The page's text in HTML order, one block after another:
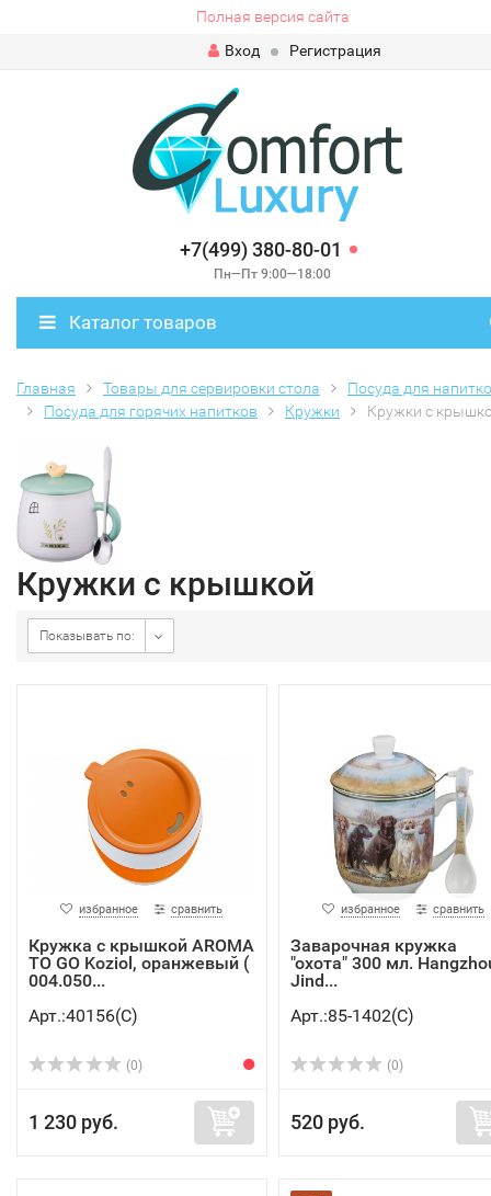
Полная версия сайта
Вход
Регистрация
+7(499) 380-80-01
Пн—Пт 9:00—18:00
Каталог товаров
Главная Товары для сервировки стола
Посуда для
Посуда для горячих напитков
Кружки Кружки с
Кружки с крышкой
Показывать по:
избранное сравнить
Кружка с крышкой AROMA
TO GO Koziol, оранжевый (
004.050...
Арт.:40156(C)
(0)
1 230 руб.
избранное сравнить
Заварочная кружка
"охота" 300 мл.
Jind...
Арт.:85-1402(C)
(0)
520 руб.